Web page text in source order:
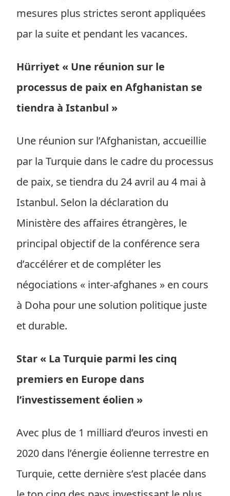
mesures plus strictes seront appliquées
par la suite et pendant les vacances.
Hürriyet « Une réunion sur le
processus de paix en Afghanistan se
tiendra à Istanbul »
Une réunion sur l’Afghanistan, accueillie
par la Turquie dans le cadre du processus
de paix, se tiendra du 24 avril au 4 mai à
Istanbul. Selon la déclaration du
Ministère des affaires étrangères, le
principal objectif de la conférence sera
d’accélérer et de compléter les
négociations « inter-afghanes » en cours
à Doha pour une solution politique juste
et durable.
Star « La Turquie parmi les cinq
premiers en Europe dans
l’investissement éolien »
Avec plus de 1 milliard d’euros investi en
2020 dans l’énergie éolienne terrestre en
Turquie, cette dernière s’est placée dans